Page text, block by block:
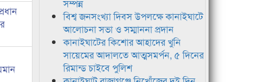
সম্পন্ন
বিশ্ব জনসংখ্যা দিবস উপলক্ষে কানাইঘাটে
আলোচনা সভা ও সম্মাননা প্রদান
কানাইঘাটের কিশোর আহাদের খুনি
সায়েমের আদালতে আত্মসমর্পন, ৫ দিনের
রিমান্ড চাইবে পুলিশ